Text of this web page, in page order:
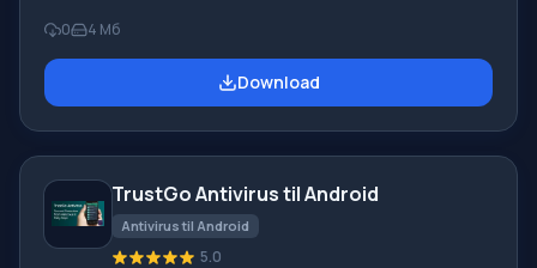
White Gate vil kontrollere hele systemet og sortere
data og installerede applikationer på enheden efter
graden af fare. Opdateringer Antivirusdatabasen kræver
0 4 Мб
Download
TrustGo Antivirus til Android
Antivirus til Android
5.0